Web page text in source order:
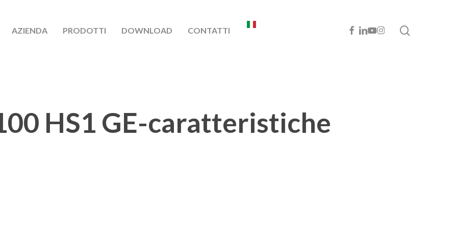
AZIENDA PRODOTTI DOWNLOAD CONTATTI FACEBOOK
LINKEDIN
YOUTUBE
INSTAGRAM
HS1 GE-caratteristiche